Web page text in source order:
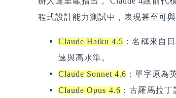
程式設計能力測試中，表現甚至可
Claude Haiku 4.5 ：名稱來自
速與高水準。
Claude Sonnet 4.6 ：單字原為
Claude Opus 4.6 ：古羅馬拉